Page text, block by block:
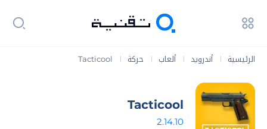
الرئيسية | أندرويد | ألعاب | حركة |
Tacticool
Tacticool
2.14.10